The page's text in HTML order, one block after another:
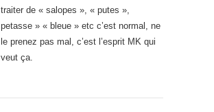
traiter de « salopes », « putes »,
petasse » « bleue » etc c’est normal, ne
le prenez pas mal, c’est l’esprit MK qui
veut ça.